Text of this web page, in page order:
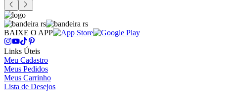
BAIXE O APP
Links Úteis
Meu Cadastro
Meus Pedidos
Meus Carrinho
Lista de Desejos